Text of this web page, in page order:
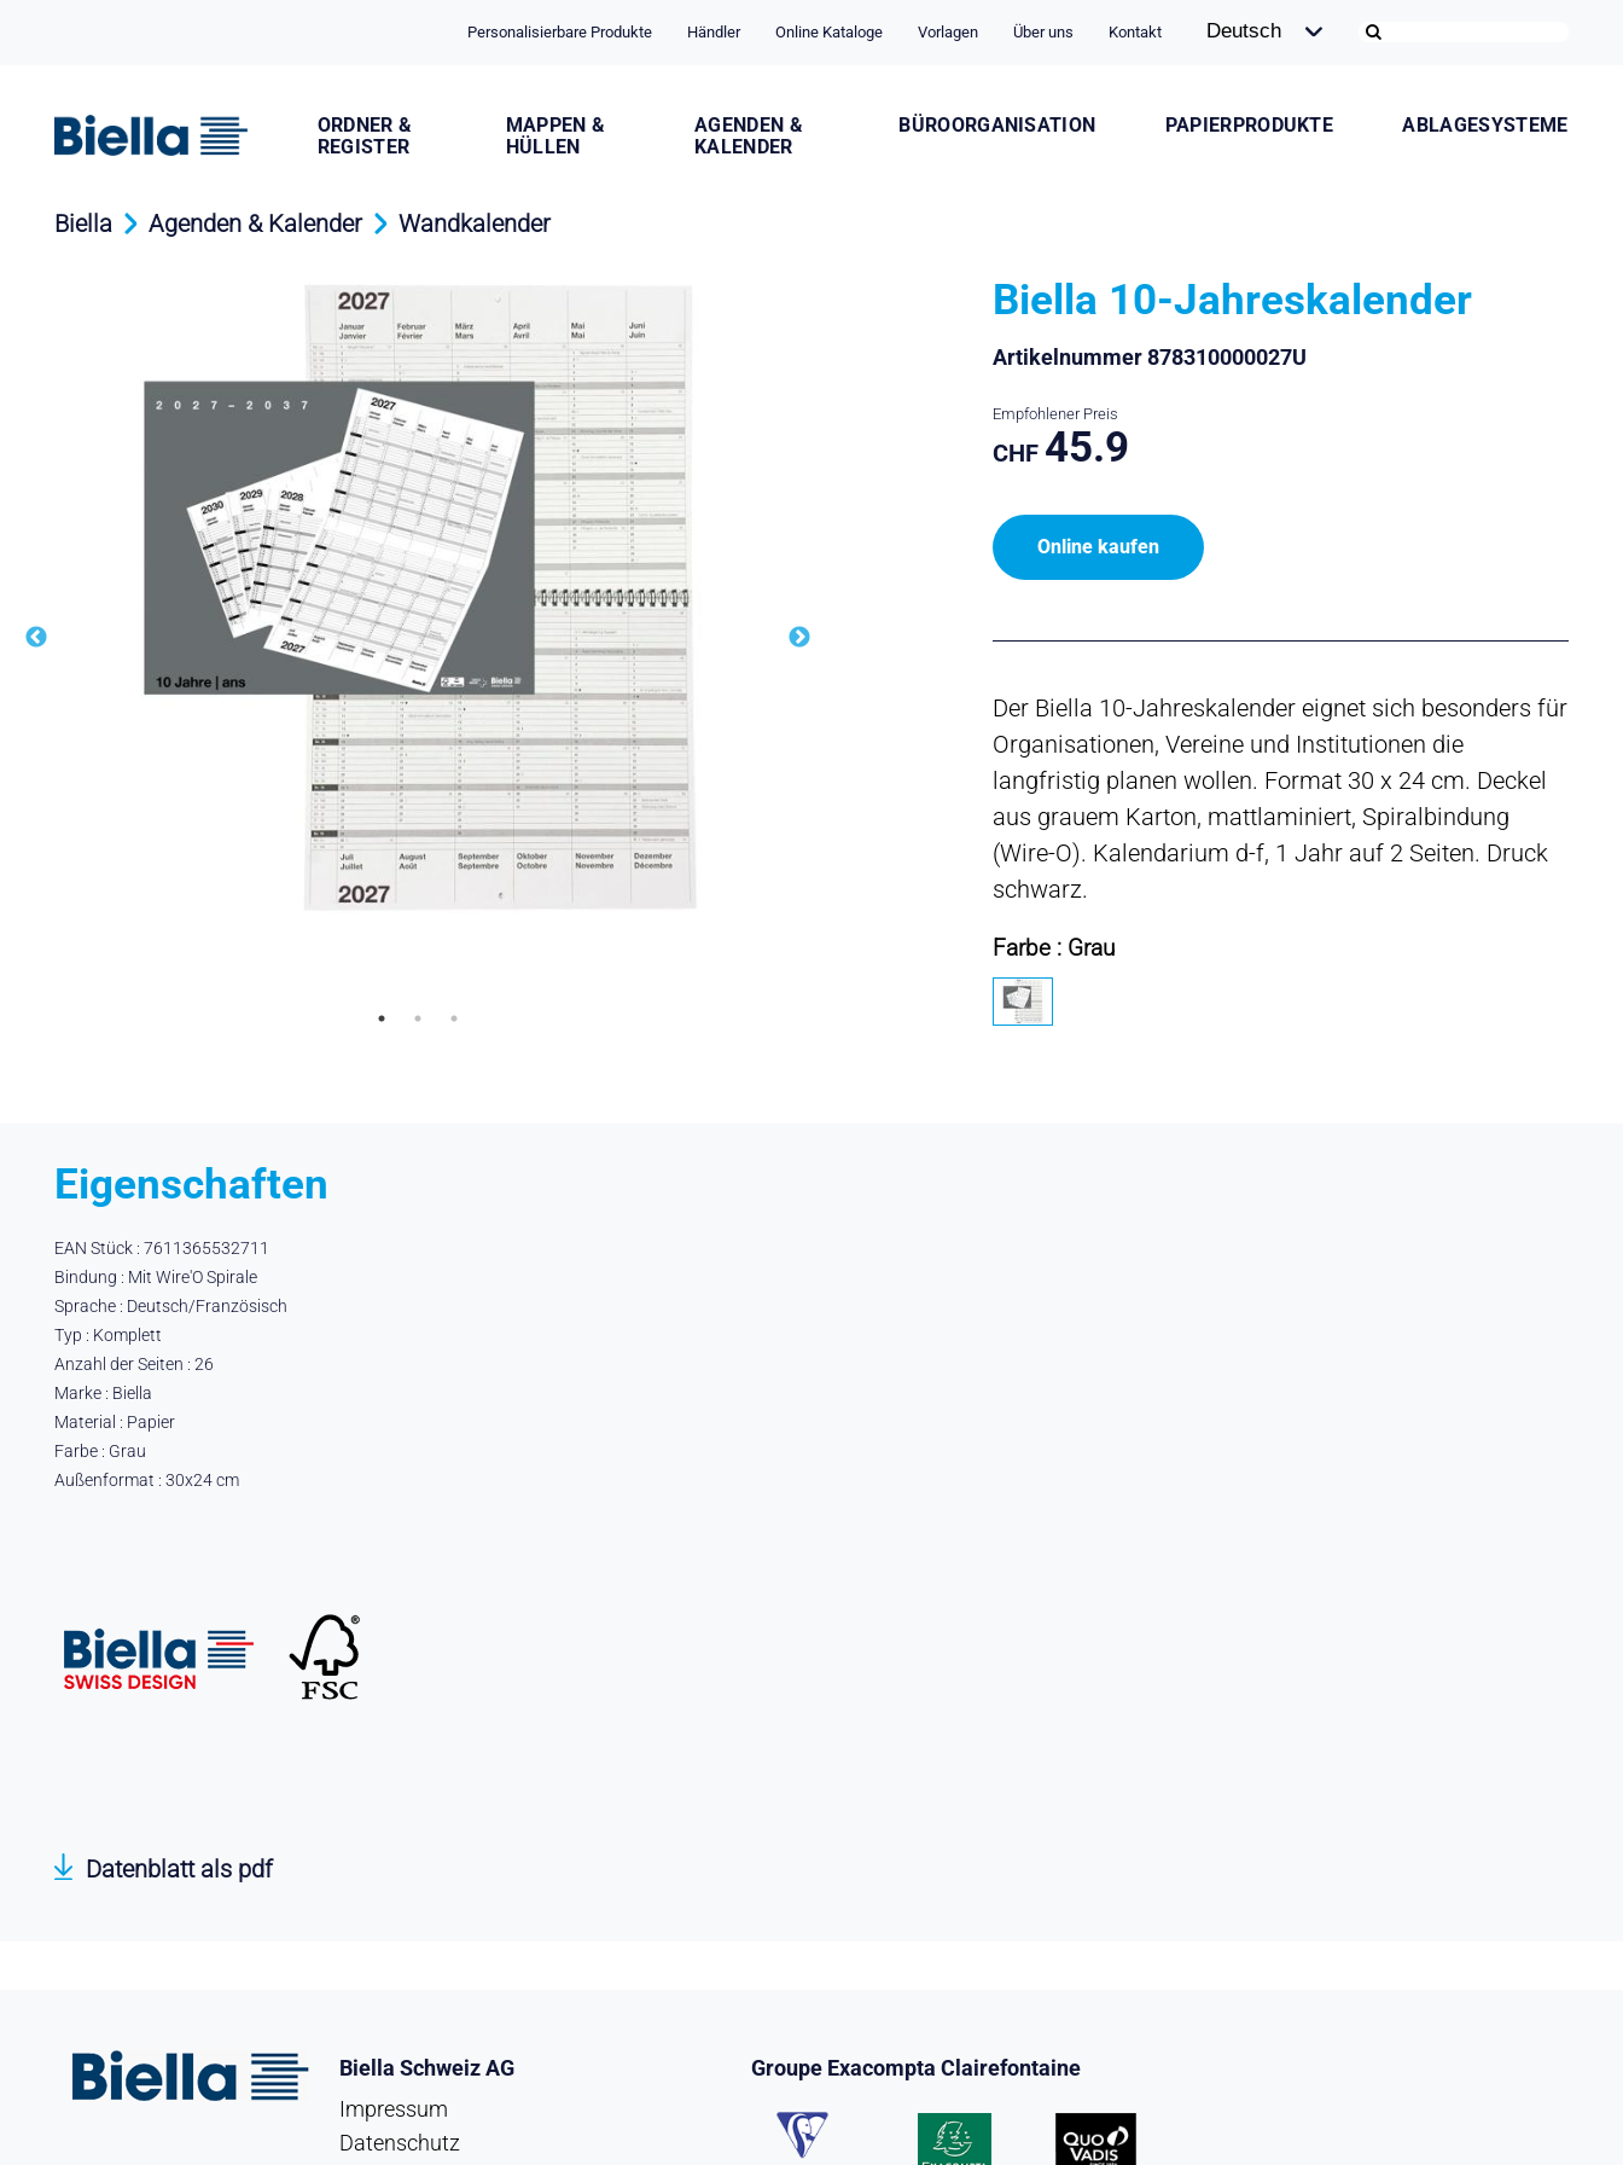
Personalisierbare Produkte Händler Online Kataloge Vorlagen Über uns Kontakt
PAPIERPRODUKTE ABLAGESYSTEME
BÜROORGANISATION
ORDNER &
REGISTER
MAPPEN &
HÜLLEN
AGENDEN &
KALENDER
Biella Agenden & Kalender Wandkalender
Biella 10-Jahreskalender
Artikelnummer 878310000027U
Empfohlener Preis
CHF 45.9
Online kaufen
Der Biella 10-Jahreskalender eignet sich besonders für
Organisationen, Vereine und Institutionen die
langfristig planen wollen. Format 30 x 24 cm. Deckel
aus grauem Karton, mattlaminiert, Spiralbindung
(Wire-O). Kalendarium d-f, 1 Jahr auf 2 Seiten. Druck
schwarz.
Farbe : Grau
Eigenschaften
EAN Stück : 7611365532711
Bindung : Mit Wire'O Spirale
Sprache : Deutsch/Französisch
Typ : Komplett
Anzahl der Seiten : 26
Marke : Biella
Material : Papier
Farbe : Grau
Außenformat : 30x24 cm
Datenblatt als pdf
Biella Schweiz AG
Impressum
Datenschutz
Groupe Exacompta Clairefontaine